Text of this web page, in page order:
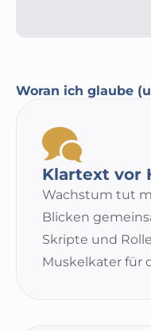
Woran ich glaube
Klartext vor
Wachstum tut
Blicken
Skripte und
Muskelkater für